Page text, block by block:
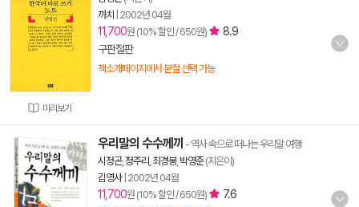
미리보기
까치
2002년 04월
11,700원 (10% 할인 / 650원)
8.9
구판절판
책소개페이지에서 분철 선택 가능
우리말의 수수께끼 - 역사 속으로 떠나는 우리말 여행
시정곤, 정주리 최경봉, 박영준(지은이)
김영사| 2002년 04월
11,700원 (10% 할인 / 650원) 7.6